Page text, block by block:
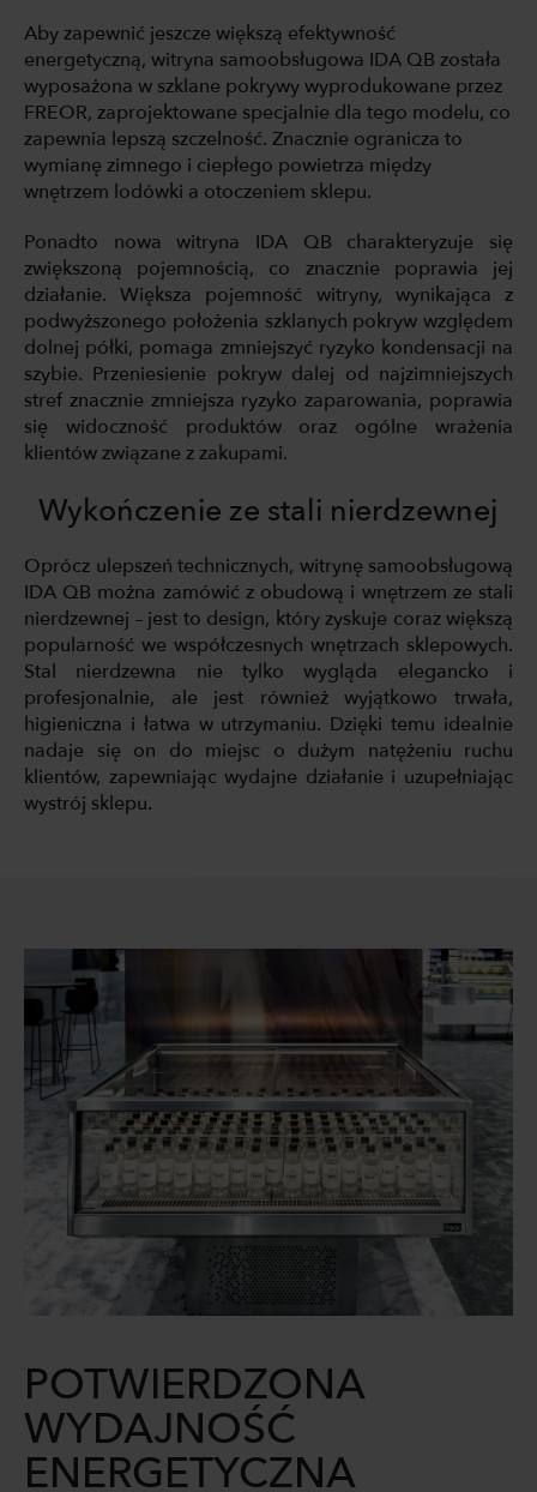
Aby zapewnić jeszcze większą efektywność
energetyczną, witryna samoobsługowa IDA QB została
wyposażona w szklane pokrywy wyprodukowane przez
FREOR, zaprojektowane specjalnie dla tego modelu, co
zapewnia lepszą szczelność. Znacznie ogranicza to
wymianę zimnego i ciepłego powietrza między
wnętrzem lodówki a otoczeniem sklepu.
Ponadto nowa witryna IDA QB charakteryzuje się
zwiększoną pojemnością, co znacznie poprawia jej
działanie. Większa pojemność witryny, wynikająca z
podwyższonego położenia szklanych pokryw względem
dolnej półki, pomaga zmniejszyć ryzyko kondensacji na
szybie. Przeniesienie pokryw dalej od najzimniejszych
stref znacznie zmniejsza ryzyko zaparowania, poprawia
się widoczność produktów oraz ogólne wrażenia
klientów związane z zakupami.
Wykończenie ze stali nierdzewnej
Oprócz ulepszeń technicznych, witrynę samoobsługową
IDA QB można zamówić z obudową i wnętrzem ze stali
nierdzewnej – jest to design, który zyskuje coraz większą
popularność we współczesnych wnętrzach sklepowych.
Stal nierdzewna nie tylko wygląda elegancko i
profesjonalnie, ale jest również wyjątkowo trwała,
higieniczna i łatwa w utrzymaniu. Dzięki temu idealnie
nadaje się on do miejsc o dużym natężeniu ruchu
klientów, zapewniając wydajne działanie i uzupełniając
wystrój sklepu.
POTWIERDZONA
WYDAJNOŚĆ
ENERGETYCZNA